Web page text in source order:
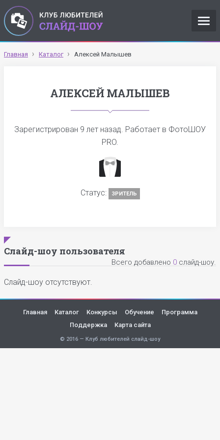
Главная Каталог Алексей Малышев
АЛЕКСЕЙ МАЛЫШЕВ
Зарегистрирован 9 лет назад. Работает в ФотоШОУ
PRO.
Статус: ЗРИТЕЛЬ
Слайд-шоу пользователя
Всего добавлено 0 слайд-шоу.
Слайд-шоу отсутствуют.
Главная Каталог Конкурсы Обучение
Программа
Поддержка
Карта сайта
© 2016 — Клуб любителей слайд-шоу